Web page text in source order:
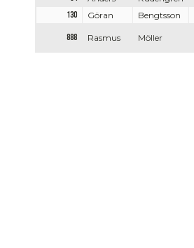
130
Göran Bengtsson
888 Rasmus Möller